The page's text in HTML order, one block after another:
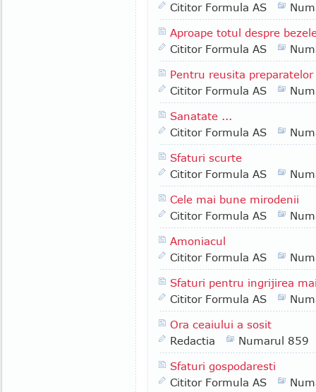
Cititor Formula AS
Aproape totul despre
Cititor Formula AS
Pentru reusita
Cititor Formula AS
Sanatate ...
Cititor Formula AS
Sfaturi scurte
Cititor Formula AS
Cele mai bune mirodenii
Cititor Formula AS
Amoniacul
Cititor Formula AS
Sfaturi pentru ingrijirea
Cititor Formula AS
Ora ceaiului a sosit
Redactia
Numarul 859
Sfaturi gospodaresti
Cititor Formula AS